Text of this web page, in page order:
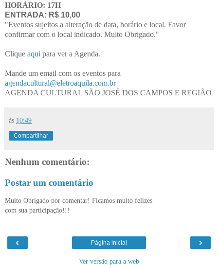
HORÁRIO: 17H
ENTRADA: R$ 10,00
"Eventos sujeitos a alteração de data, horário e local. Favor
confirmar com o local indicado. Muito Obrigado."
Clique aqui para ver a Agenda.
Mande um email com os eventos para
agendacultural@eletroaquila.com.br
AGENDA CULTURAL SÃO JOSÉ DOS CAMPOS E REGIÃO
às 10:49
Compartilhar
Nenhum comentário:
Postar um comentário
Muito Obrigado por comentar! Ficamos muito felizes
com sua participação!!!
‹ ›
Página inicial
Ver versão para a web